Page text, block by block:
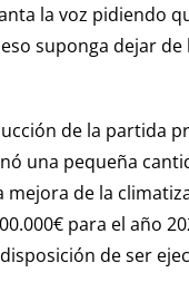
la voz pidiendo
suponga dejar
de la partida
una pequeña
de la
para el año
de ser